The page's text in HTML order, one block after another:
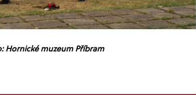
Hornické muzeum Příbram